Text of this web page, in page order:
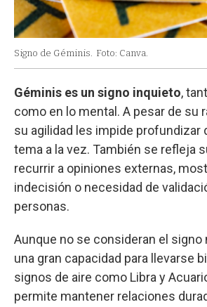
Signo de Géminis. Foto: Canva.
Géminis es un signo inquieto,
como en lo mental. A pesar de su
su agilidad les impide profundizar
tema a la vez. También se refleja
recurrir a opiniones externas,
indecisión o necesidad de
personas.
Aunque no se consideran el signo
una gran capacidad para llevarse
signos de aire como Libra y
permite mantener relaciones